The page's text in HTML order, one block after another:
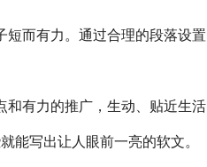
短而有力。通过合理的段落设置
和有力的推广，生动、贴近生活
能写出让人眼前一亮的软文。